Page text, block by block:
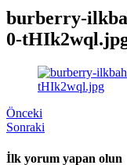
burberry-
0-
Önceki
Sonraki
İlk yorum yapan olun